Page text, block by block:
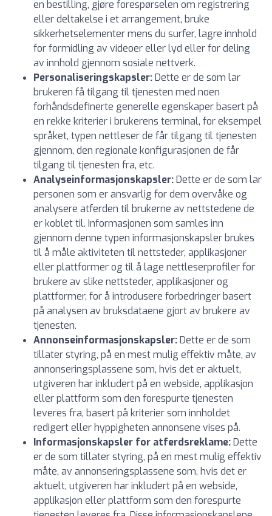
en bestilling, gjøre forespørselen om registrering
eller deltakelse i et arrangement, bruke
sikkerhetselementer mens du surfer, lagre innhold
for formidling av videoer eller lyd eller for deling
av innhold gjennom sosiale nettverk.
Personaliseringskapsler:Dette er de som lar
brukeren få tilgang til tjenesten med noen
forhåndsdefinerte generelle egenskaper basert på
en rekke kriterier i brukerens terminal, for eksempel
språket, typen nettleser de får tilgang til tjenesten
gjennom, den regionale konfigurasjonen de får
tilgang til tjenesten fra, etc.
Analyseinformasjonskapsler:Dette er de som lar
personen som er ansvarlig for dem overvåke og
analysere atferden til brukerne av nettstedene de
er koblet til. Informasjonen som samles inn
gjennom denne typen informasjonskapsler brukes
til å måle aktiviteten til nettsteder, applikasjoner
eller plattformer og til å lage nettleserprofiler for
brukere av slike nettsteder, applikasjoner og
plattformer, for å introdusere forbedringer basert
på analysen av bruksdataene gjort av brukere av
tjenesten.
Annonseinformasjonskapsler:Dette er de som
tillater styring, på en mest mulig effektiv måte, av
annonseringsplassene som, hvis det er aktuelt,
utgiveren har inkludert på en webside, applikasjon
eller plattform som den forespurte tjenesten
leveres fra, basert på kriterier som innholdet
redigert eller hyppigheten annonsene vises på.
Informasjonskapsler for atferdsreklame:Dette
er de som tillater styring, på en mest mulig effektiv
måte, av annonseringsplassene som, hvis det er
aktuelt, utgiveren har inkludert på en webside,
applikasjon eller plattform som den forespurte